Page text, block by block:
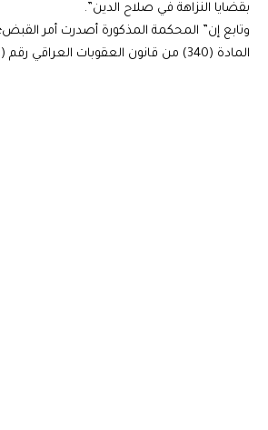
بقضايا النزاهة في صلاح الدين”.
وتابع إن” المحكمة المذكورة أصدرت أمر القبض؛
المادة (340) من قانون العقوبات العراقي رقم (111 لسنة 1969)”.